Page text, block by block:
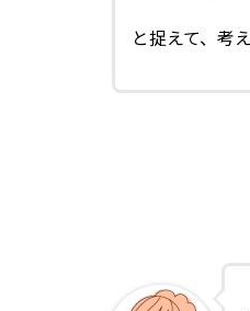
と捉えて、考